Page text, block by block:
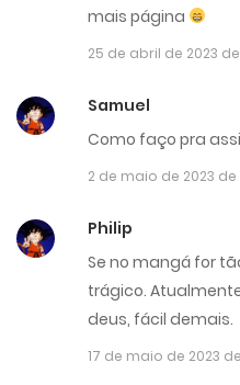
mais página
25 de abril de 2023 de
Samuel
Como faço pra
2 de maio de 2023 de
Philip
Se no mangá for
trágico.
deus, fácil demais.
17 de maio de 2023